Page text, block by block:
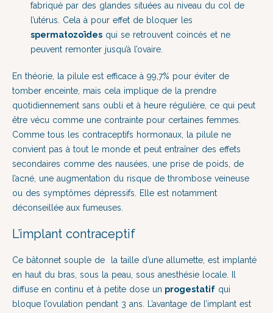
fabriqué par des glandes situées au niveau du col de
l’utérus. Cela à pour effet de bloquer les
spermatozoïdes qui se retrouvent coincés et ne
peuvent remonter jusqu’à l’ovaire.
En théorie, la pilule est efficace à 99,7% pour éviter de
tomber enceinte, mais cela implique de la prendre
quotidiennement sans oubli et à heure régulière, ce qui peut
être vécu comme une contrainte pour certaines femmes.
Comme tous les contraceptifs hormonaux, la pilule ne
convient pas à tout le monde et peut entraîner des effets
secondaires comme des nausées, une prise de poids, de
l’acné, une augmentation du risque de thrombose veineuse
ou des symptômes dépressifs. Elle est notamment
déconseillée aux fumeuses.
L’implant contraceptif
Ce bâtonnet souple de la taille d’une allumette, est implanté
en haut du bras, sous la peau, sous anesthésie locale. Il
diffuse en continu et à petite dose un progestatif qui
bloque l’ovulation pendant 3 ans. L’avantage de l’implant est